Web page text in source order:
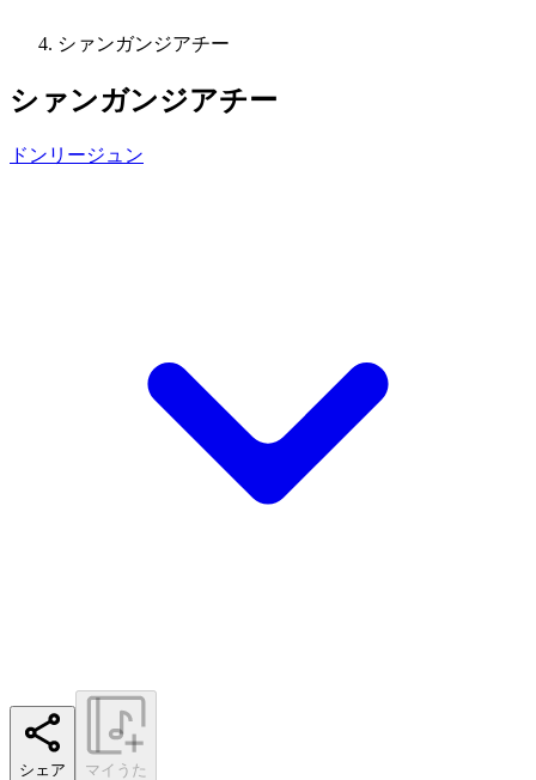
シァンガンジアチー
シァンガンジアチー
ドンリージュン
シェア マイうた